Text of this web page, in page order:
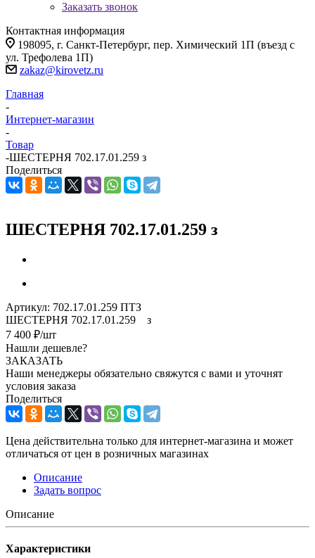
Заказать звонок
Контактная информация
198095, г. Санкт-Петербург, пер. Химический 1П (въезд с
ул. Трефолева 1П)
zakaz@kirovetz.ru
Главная
-
Интернет-магазин
-
Товар
-ШЕСТЕРНЯ 702.17.01.259 з
Поделиться
ШЕСТЕРНЯ 702.17.01.259 з
Артикул: 702.17.01.259 ПТЗ
ШЕСТЕРНЯ 702.17.01.259 з
7 400 ₽/шт
Нашли дешевле?
ЗАКАЗАТЬ
Наши менеджеры обязательно свяжутся с вами и уточнят
условия заказа
Поделиться
Цена действительна только для интернет-магазина и может
отличаться от цен в розничных магазинах
Описание
Задать вопрос
Описание
Характеристики